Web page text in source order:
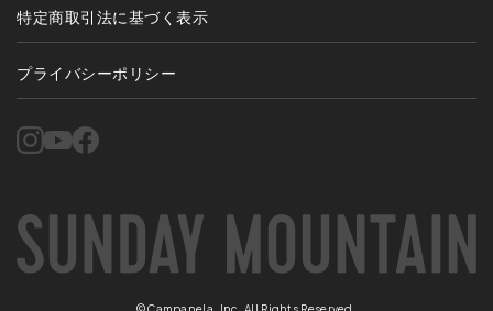
特定商取引法に基づく表示
プライバシーポリシー